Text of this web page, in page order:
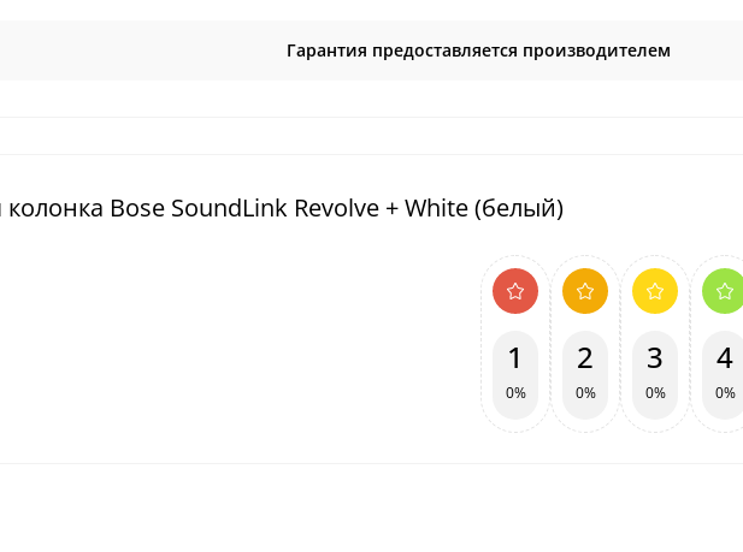
Гарантия предоставляется производителем
Bose SoundLink Revolve + White (белый)
1
0%
2
0%
3
0%
4
0%